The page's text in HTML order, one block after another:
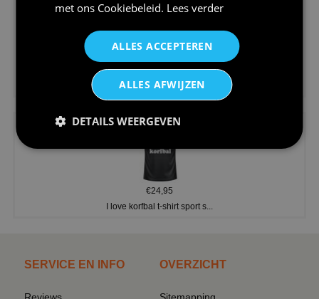
€24,95
V-hals shirt rood wit blauw st...
€24,95
I love korfbal t-shirt sport s...
SERVICE EN INFO OVERZICHT
met ons Cookiebeleid. Lees verder
ALLES ACCEPTEREN
ALLES AFWIJZEN
DETAILS WEERGEVEN